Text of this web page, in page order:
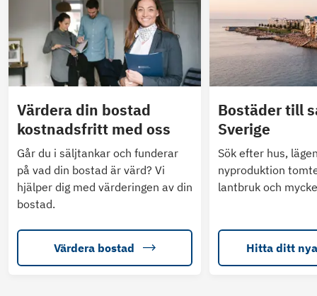
Värdera din bostad
kostnadsfritt med oss
Går du i säljtankar och funderar
på vad din bostad är värd? Vi
hjälper dig med värderingen av din
bostad.
Värdera bostad
Bostäder till
Sverige
Sök efter hus,
nyproduktion
lantbruk och
Hitta ditt